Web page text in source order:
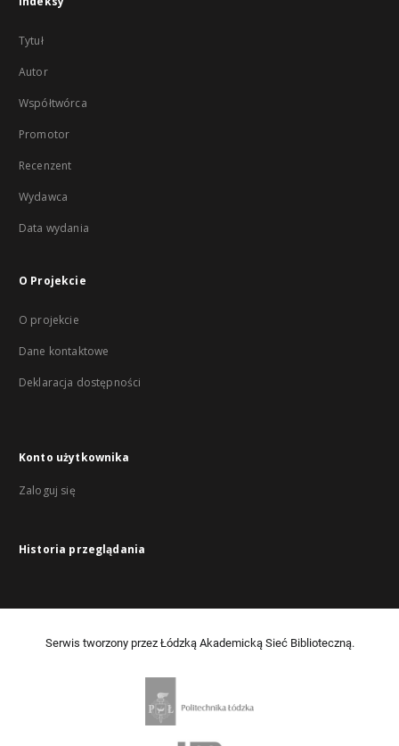
Tytuł
Autor
Współtwórca
Promotor
Recenzent
Wydawca
Data wydania
O Projekcie
O projekcie
Dane kontaktowe
Deklaracja dostępności
Konto użytkownika
Zaloguj się
Historia przeglądania
Serwis tworzony przez Łódzką Akademicką Sieć Biblioteczną.